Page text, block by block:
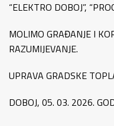
“ELEKTRO DOBOJ”,
MOLIMO GRAĐANJE I
RAZUMIJEVANJE.
UPRAVA GRADSKE
DOBOJ, 05. 03. 2026.